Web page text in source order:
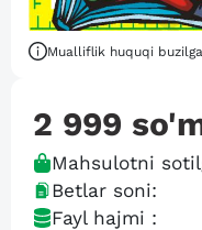
Mualliflik huquqi
2 999
Mahsulotni
Betlar soni:
Fayl hajmi :